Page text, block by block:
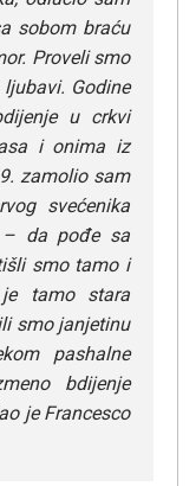
sobom braću
Proveli smo
Godine
u crkvi
i onima iz
zamolio sam
svećenika
da pođe sa
smo tamo i
tamo stara
smo janjetinu
pashalne
bdijenje
je Francesco